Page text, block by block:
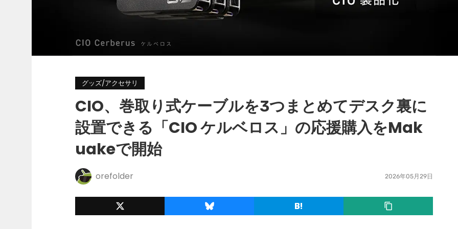
グッズ/アクセサリ
CIO、巻取り式ケーブルを3つまとめてデスク裏に
設置できる「CIO ケルベロス」の応援購入をMak
uakeで開始
orefolder 2026年05月29日